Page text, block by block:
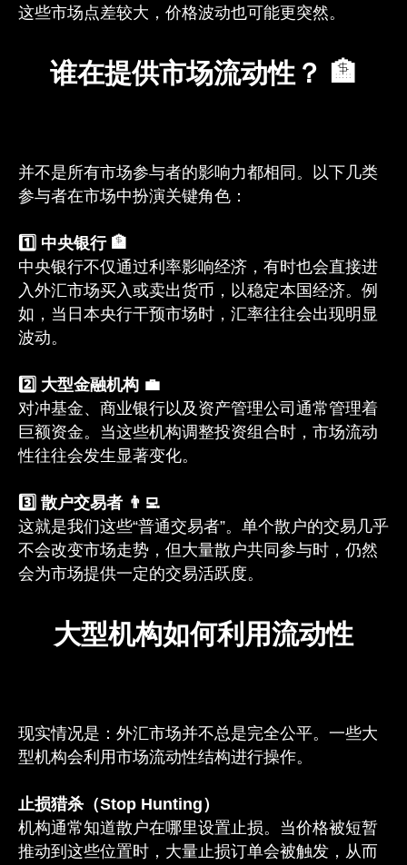
这些市场点差较大，价格波动也可能更突然。
谁在提供市场流动性？ 🏦
并不是所有市场参与者的影响力都相同。以下几类
参与者在市场中扮演关键角色：
1️⃣ 中央银行 🏦
中央银行不仅通过利率影响经济，有时也会直接进
入外汇市场买入或卖出货币，以稳定本国经济。例
如，当日本央行干预市场时，汇率往往会出现明显
波动。
2️⃣ 大型金融机构 💼
对冲基金、商业银行以及资产管理公司通常管理着
巨额资金。当这些机构调整投资组合时，市场流动
性往往会发生显著变化。
3️⃣ 散户交易者 👨‍💻
这就是我们这些“普通交易者”。单个散户的交易几乎
不会改变市场走势，但大量散户共同参与时，仍然
会为市场提供一定的交易活跃度。
大型机构如何利用流动性
现实情况是：外汇市场并不总是完全公平。一些大
型机构会利用市场流动性结构进行操作。
止损猎杀（Stop Hunting）
机构通常知道散户在哪里设置止损。当价格被短暂
推动到这些位置时，大量止损订单会被触发，从而